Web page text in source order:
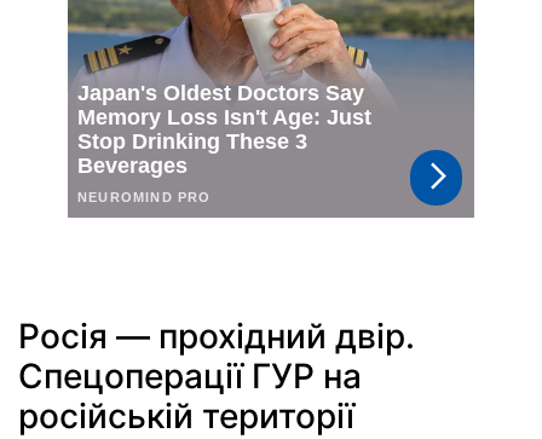
Росія — прохідний двір.
Спецоперації ГУР на
російській території